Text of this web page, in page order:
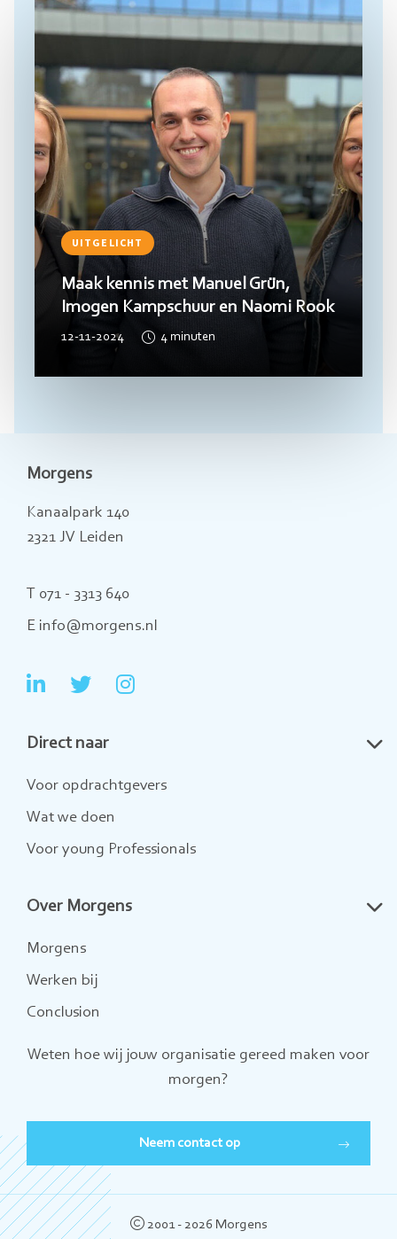
UITGELICHT
Maak kennis met Manuel Grün,
Imogen Kampschuur en Naomi Rook
12-11-2024 4 minuten
meer
Morgens
Kanaalpark 140
2321 JV Leiden
T 071 - 3313 640
E info@morgens.nl
Ga
LinkedIn
Ga
Twitter
Ga
Direct naar
Voor opdrachtgevers
Wat we doen
Voor young Professionals
Over Morgens
Morgens
Werken bij
Conclusion
Weten hoe wij jouw organisatie gereed maken voor
morgen?
Neem contact op
2001 - 2026 Morgens